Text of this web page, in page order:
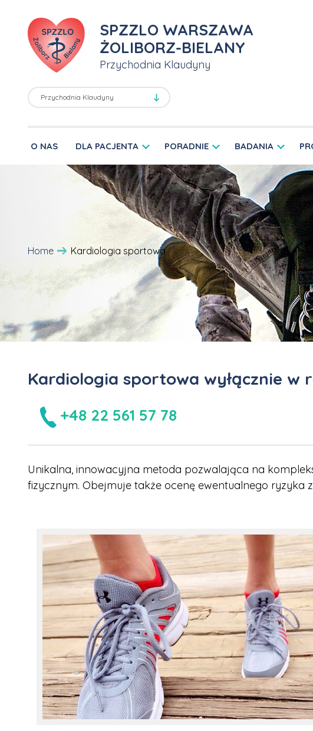
SPZZLO WARSZAWA
ŻOLIBORZ-BIELANY
Przychodnia Klaudyny
O NAS DLA PACJENTA PORADNIE BADANIA
Home Kardiologia sportowa
Kardiologia sportowa wyłącznie w
+48 22 561 57 78
Unikalna, innowacyjna metoda pozwalająca na
fizycznym. Obejmuje także ocenę ewentualnego